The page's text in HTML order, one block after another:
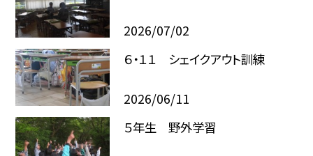
2026/07/02
６・１１ シェイクアウト訓練
2026/06/11
５年生 野外学習